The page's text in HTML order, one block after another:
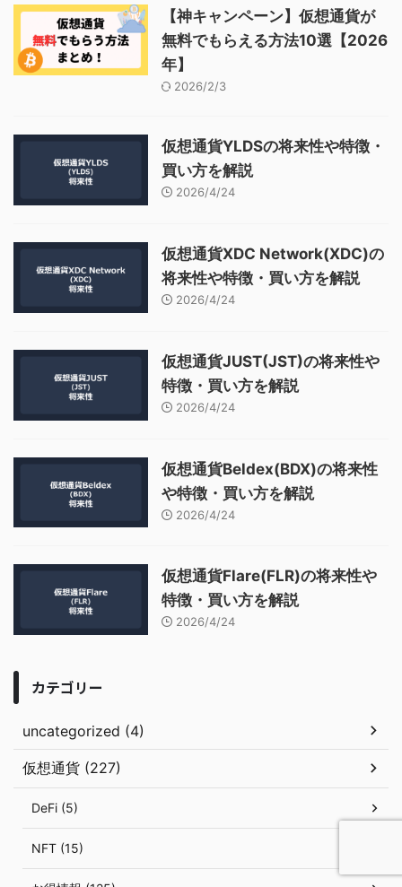
【神キャンペーン】仮想通貨が
無料でもらえる方法10選【2026
年】
2026/2/3
仮想通貨YLDSの将来性や特徴・
買い方を解説
2026/4/24
仮想通貨XDC Network(XDC)の
将来性や特徴・買い方を解説
2026/4/24
仮想通貨JUST(JST)の将来性や
特徴・買い方を解説
2026/4/24
仮想通貨Beldex(BDX)の将来性
や特徴・買い方を解説
2026/4/24
仮想通貨Flare(FLR)の将来性や
特徴・買い方を解説
2026/4/24
カテゴリー
uncategorized (4)
仮想通貨 (227)
DeFi (5)
NFT (15)